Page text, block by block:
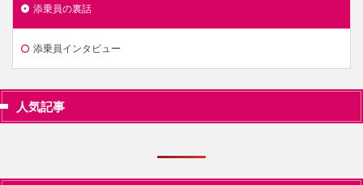
添乗員の裏話
添乗員インタビュー
人気記事